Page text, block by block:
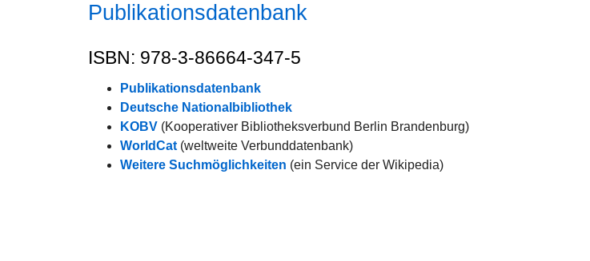
Publikationsdatenbank
ISBN: 978-3-86664-347-5
Publikationsdatenbank
Deutsche Nationalbibliothek
KOBV (Kooperativer Bibliotheksverbund Berlin Brandenburg)
WorldCat (weltweite Verbunddatenbank)
Weitere Suchmöglichkeiten (ein Service der Wikipedia)